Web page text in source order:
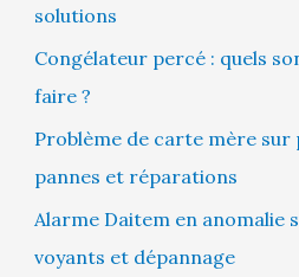
solutions
Congélateur percé : quels
faire ?
Problème de carte mère sur
pannes et réparations
Alarme Daitem en anomalie
voyants et dépannage